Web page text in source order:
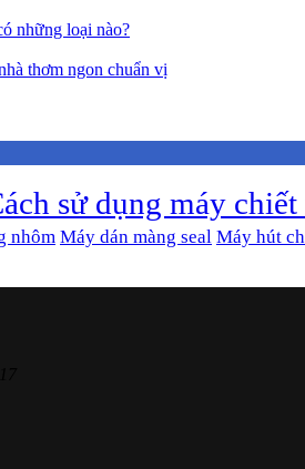
những loại nào?
thơm ngon chuẩn vị
sử dụng máy
nhôm Máy dán màng seal Máy hút